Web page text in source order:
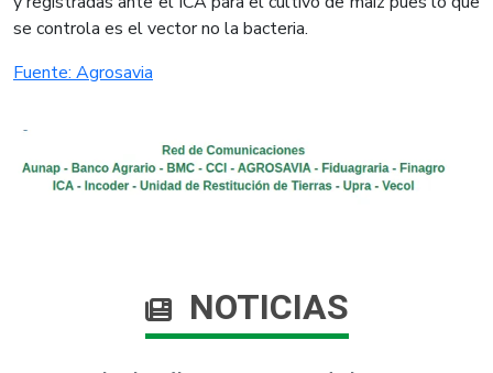
se controla es el vector no la bacteria.​
Fuente: ​​Agrosavia​
NOTICIAS